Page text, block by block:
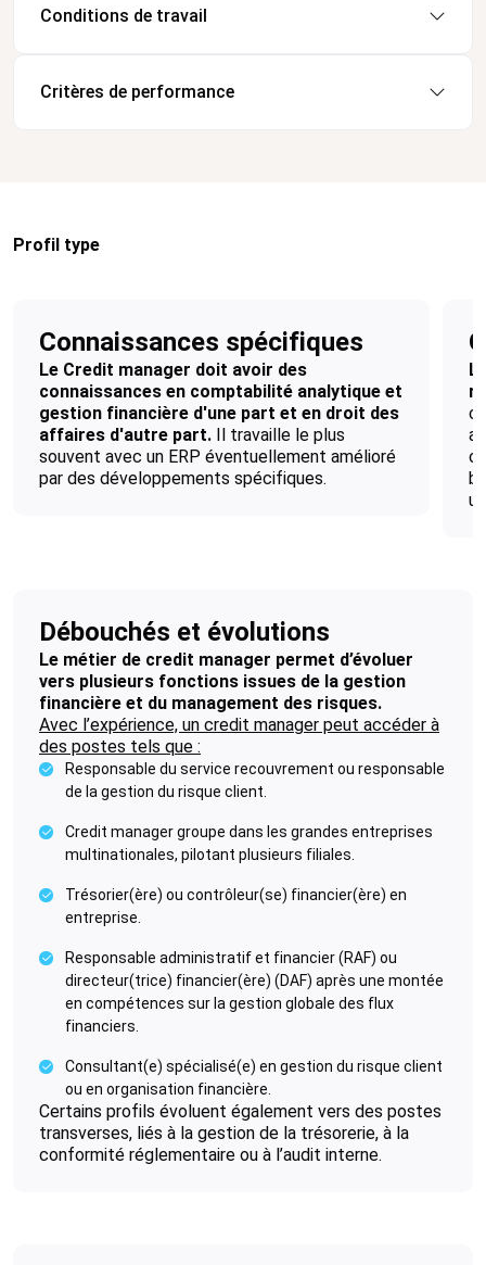
Conditions de travail
Critères de performance
Profil type
Connaissances spécifiques
Le Credit manager doit avoir des
connaissances en comptabilité analytique et
gestion financière d'une part et en droit des
affaires d'autre part. Il travaille le plus
souvent avec un ERP éventuellement amélioré
par des développements spécifiques.
Débouchés et évolutions
Le métier de credit manager permet d’évoluer
vers plusieurs fonctions issues de la gestion
financière et du management des risques.
Avec l’expérience, un credit manager peut accéder à
des postes tels que :
Responsable du service recouvrement ou responsable
de la gestion du risque client.
Credit manager groupe dans les grandes entreprises
multinationales, pilotant plusieurs filiales.
Trésorier(ère) ou contrôleur(se) financier(ère) en
entreprise.
Responsable administratif et financier (RAF) ou
directeur(trice) financier(ère) (DAF) après une montée
en compétences sur la gestion globale des flux
financiers.
Consultant(e) spécialisé(e) en gestion du risque client
ou en organisation financière.
Certains profils évoluent également vers des postes
transverses, liés à la gestion de la trésorerie, à la
conformité réglementaire ou à l’audit interne.